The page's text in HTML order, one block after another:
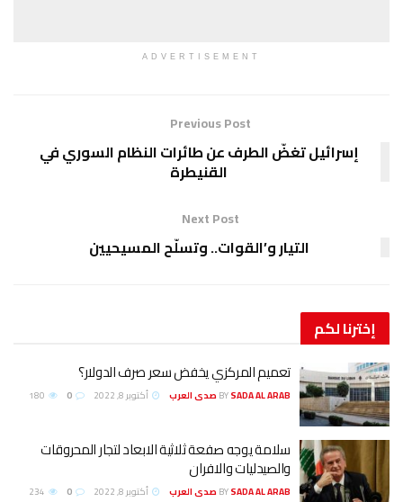
ADVERTISEMENT
Previous Post
إسرائيل تغضّ الطرف عن طائرات النظام السوري في
القنيطرة
Next Post
التيار و’القوات.. وتسلّح المسيحيين
إخترنالكم
تعميم المركزي يخفض سعر صرف الدولار؟
BYSADA AL ARAB صدى العرب أكتوبر 8, 2022
سلامة يوجه صفعة ثلاثية الابعاد لتجار المحروقات
والصيدليات والافران
BYSADA AL ARAB صدى العرب أكتوبر 8, 2022